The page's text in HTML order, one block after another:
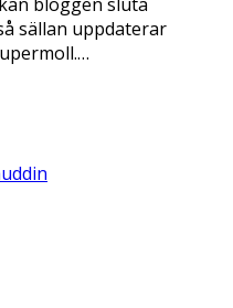
sällan uppdaterar